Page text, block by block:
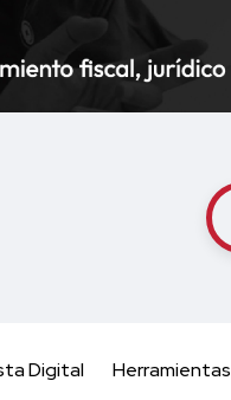
Digital Herramientas